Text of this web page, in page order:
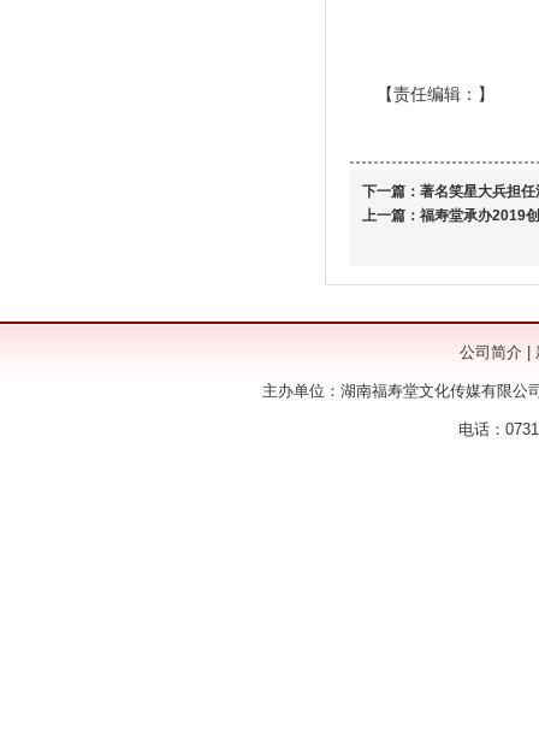
【责任编辑： 】
下一篇： 著名笑星大兵担
上一篇： 福寿堂承办2019
公司简介|
主办单位：湖南福寿堂文化传媒有限
电话：